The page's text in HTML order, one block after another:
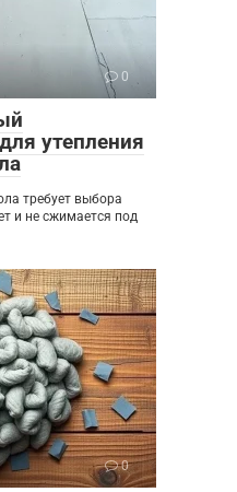
0
утепления
требует выбора
и не сжимается под
0